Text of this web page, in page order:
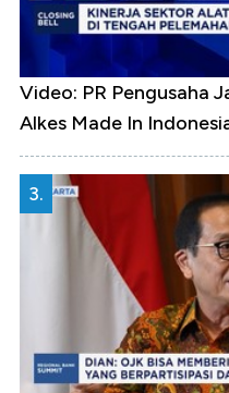
Video: PR Pengusaha
Alkes Made In
3.